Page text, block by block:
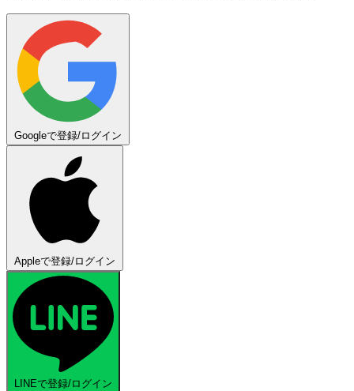
Googleで登録/ログイン
Appleで登録/ログイン
LINEで登録/ログイン